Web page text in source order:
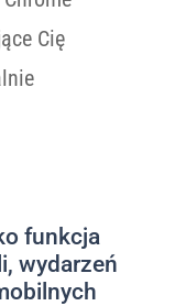
Cię
funkcja
wydarzeń